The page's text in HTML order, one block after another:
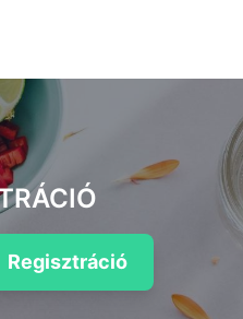
Regisztráció